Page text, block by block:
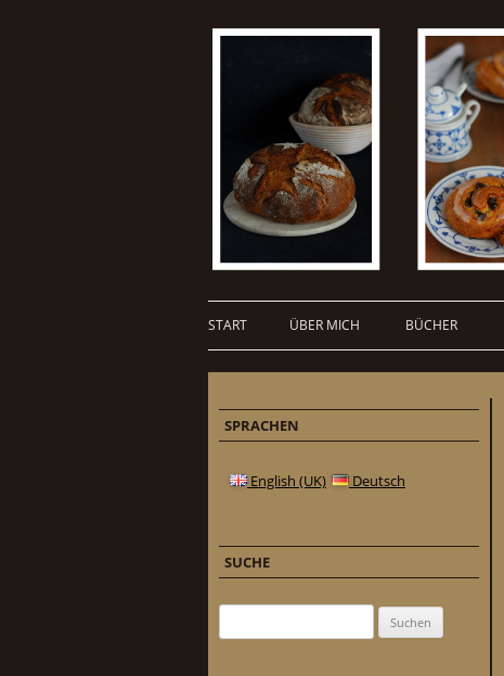
START ÜBER MICH BÜCHER
SPRACHEN
English (UK) Deutsch
SUCHE